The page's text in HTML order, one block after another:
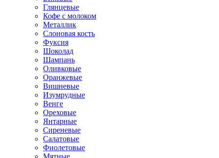
Глянцевые
Кофе с молоком
Металлик
Слоновая кость
Фуксия
Шоколад
Шампань
Оливковые
Оранжевые
Вишневые
Изумрудные
Венге
Ореховые
Янтарные
Сиреневые
Салатовые
Фиолетовые
Мятные